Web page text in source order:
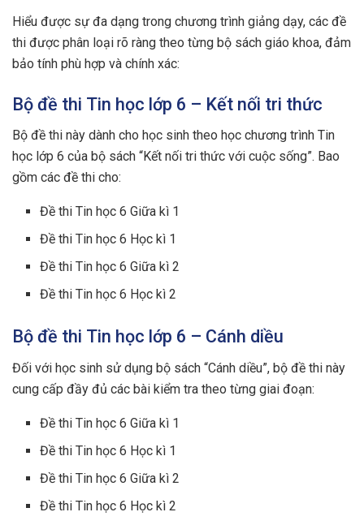
Hiểu được sự đa dạng trong chương trình giảng dạy, các đề
thi được phân loại rõ ràng theo từng bộ sách giáo khoa, đảm
bảo tính phù hợp và chính xác:
Bộ đề thi Tin học lớp 6 – Kết nối tri thức
Bộ đề thi này dành cho học sinh theo học chương trình Tin
học lớp 6 của bộ sách “Kết nối tri thức với cuộc sống”. Bao
gồm các đề thi cho:
Đề thi Tin học 6 Giữa kì 1
Đề thi Tin học 6 Học kì 1
Đề thi Tin học 6 Giữa kì 2
Đề thi Tin học 6 Học kì 2
Bộ đề thi Tin học lớp 6 – Cánh diều
Đối với học sinh sử dụng bộ sách “Cánh diều”, bộ đề thi này
cung cấp đầy đủ các bài kiểm tra theo từng giai đoạn:
Đề thi Tin học 6 Giữa kì 1
Đề thi Tin học 6 Học kì 1
Đề thi Tin học 6 Giữa kì 2
Đề thi Tin học 6 Học kì 2